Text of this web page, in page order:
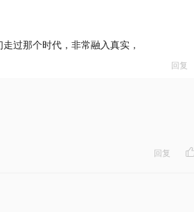
过那个时代，非常融入真实，
回复
回复